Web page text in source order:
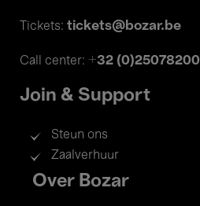
Tickets: tickets@bozar.be
Call center: +32 (0)25078200
Join & Support
Steun ons
Zaalverhuur
Footer
menu
Over Bozar